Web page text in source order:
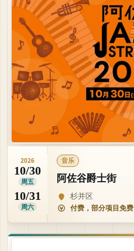
2026
10/30
周五
10/31
周六
音乐
阿佐谷爵士街
杉并区
付费，部分项目免费